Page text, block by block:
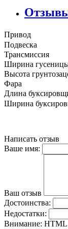
Привод
Подвеска
Трансмиссия
Ширина
Высота
Фара
Длина
Ширина
Написать отзыв
Ваше имя:
Ваш отзыв
Достоинства:
Недостатки:
Внимание: HTML